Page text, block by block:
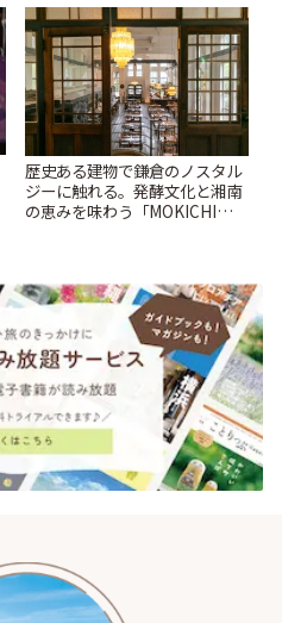
歴史ある建物で鎌倉のノスタル
ジーに触れる。発酵文化と湘南
の恵みを味わう「MOKICHI